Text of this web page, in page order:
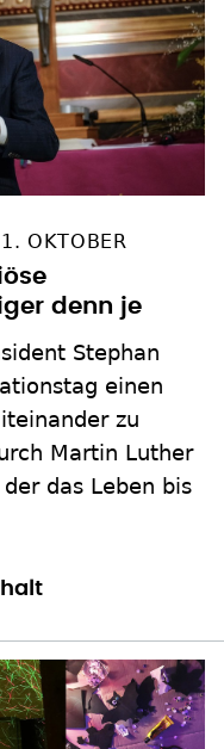
OKTOBER
denn je
Stephan
einen
zu
Martin Luther
das Leben bis